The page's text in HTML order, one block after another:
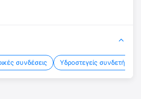
συνδέσεις Υδροστεγείς συνδετήρες